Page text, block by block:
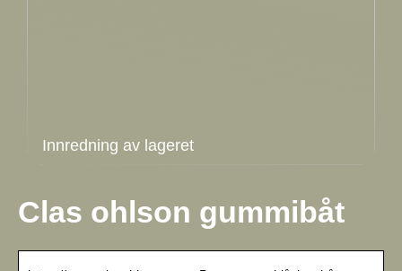
Innredning av lageret
Clas ohlson gummibåt